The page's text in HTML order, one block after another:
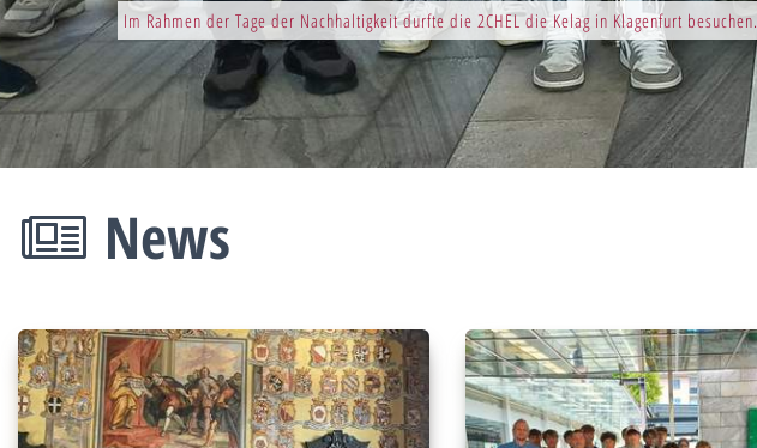
Im Rahmen der Tage der Nachhaltigkeit durfte die 2CHEL die Kelag in Klagenfurt besuchen.
News